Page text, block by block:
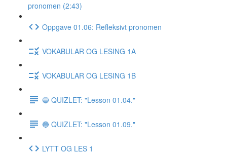
pronomen (2:43)
Oppgave 01.06: Refleksivt pronomen
VOKABULAR OG LESING 1A
VOKABULAR OG LESING 1B
🔵 QUIZLET: "Lesson 01.04."
🔵 QUIZLET: "Lesson 01.09."
LYTT OG LES 1